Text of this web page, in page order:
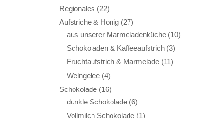
Regionales (22)
Aufstriche & Honig (27)
aus unserer Marmeladenküche (10)
Schokoladen & Kaffeeaufstrich (3)
Fruchtaufstrich & Marmelade (11)
Weingelee (4)
Schokolade (16)
dunkle Schokolade (6)
Vollmilch Schokolade (1)